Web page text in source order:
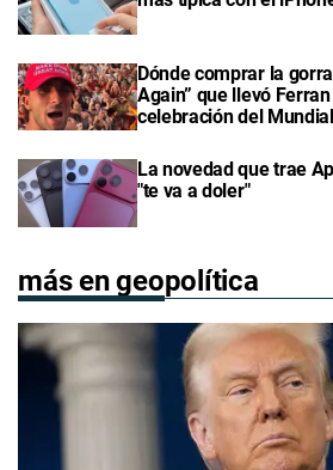
Dónde comprar la
Again” que llevó
celebración del Mundial
La novedad que trae
"te va a doler"
más en geopolítica